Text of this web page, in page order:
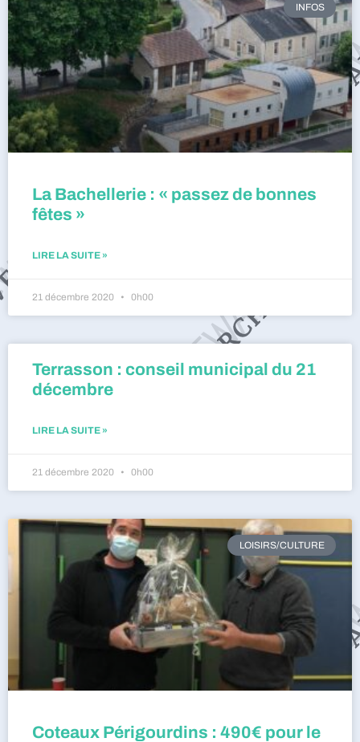
INFOS
La Bachellerie : « passez de bonnes
fêtes »
LIRE LA SUITE »
21 décembre 2020 0h00
Terrasson : conseil municipal du 21
décembre
LIRE LA SUITE »
21 décembre 2020 0h00
LOISIRS/CULTURE
Coteaux Périgourdins : 490€ pour le